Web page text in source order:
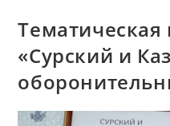
Тематическая
«Сурский и